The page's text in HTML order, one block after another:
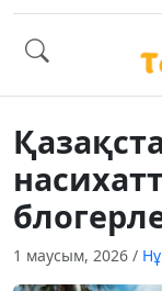
1 маусым, 2026 /